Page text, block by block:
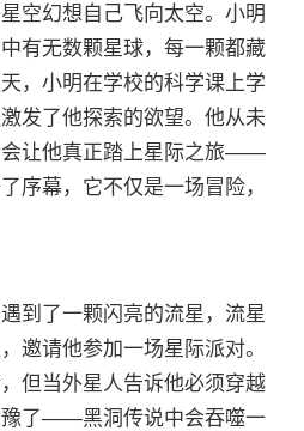
空幻想自己飞向太空。小明
有无数颗星球，每一颗都藏
，小明在学校的科学课上学
发了他探索的欲望。他从未
会让他真正踏上星际之旅——
序幕，它不仅是一场冒险，
到了一颗闪亮的流星，流星
邀请他参加一场星际派对。
但当外星人告诉他必须穿越
豫了——黑洞传说中会吞噬一